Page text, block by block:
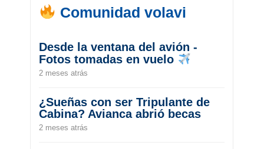
Comunidad volavi
Desde la ventana del avión -
Fotos tomadas en vuelo
2 meses atrás
¿Sueñas con ser Tripulante de
Cabina? Avianca abrió becas
2 meses atrás